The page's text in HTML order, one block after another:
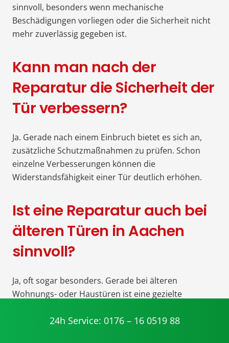
sinnvoll, besonders wenn mechanische
Beschädigungen vorliegen oder die Sicherheit nicht
mehr zuverlässig gegeben ist.
Kann man nach der
Reparatur die Sicherheit der
Tür verbessern?
Ja. Gerade nach einem Einbruch bietet es sich an,
zusätzliche Schutzmaßnahmen zu prüfen. Schon
einzelne Verbesserungen können die
Widerstandsfähigkeit einer Tür deutlich erhöhen.
Ist eine Reparatur auch bei
älteren Türen in Aachen
sinnvoll?
Ja, oft sogar besonders. Gerade bei älteren
Wohnungs- oder Haustüren ist eine gezielte
vollständiger Austausch. Entscheidend ist der
24h Service: 0176 – 16 0519 88